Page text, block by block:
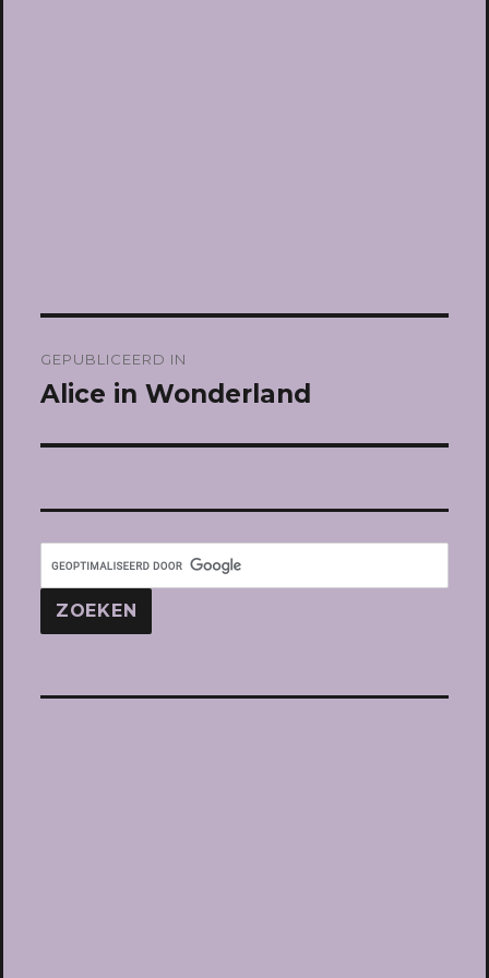
navigatie
GEPUBLICEERD IN
Alice in Wonderland